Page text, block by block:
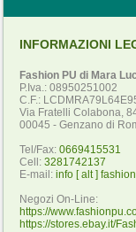
INFORMAZIONI
Fashion PU di Mara
P.Iva.: 08950251002
C.F.:
Via Fratelli Colabona,
00045 - Genzano di
Tel/Fax: 0669415531
Cell: 3281742137
E-mail: info [ alt ]
Negozi On-Line:
https://
https://stores.ebay.it/